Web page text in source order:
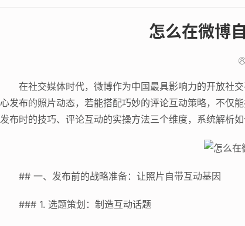
怎么在微博
在社交媒体时代，微博作为中国最具影响力的开放社
心发布的照片动态，若能搭配巧妙的评论互动策略，不仅
发布时的技巧、评论互动的实操方法三个维度，系统解析
## 一、发布前的战略准备：让照片自带互动基因
### 1. 选题策划：制造互动话题